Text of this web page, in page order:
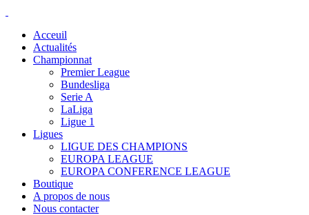
Acceuil
Actualités
Championnat
Premier League
Bundesliga
Serie A
LaLiga
Ligue 1
Ligues
LIGUE DES CHAMPIONS
EUROPA LEAGUE
EUROPA CONFERENCE LEAGUE
Boutique
A propos de nous
Nous contacter